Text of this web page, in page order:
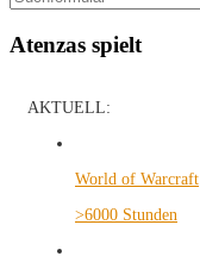
Atenzas spielt
AKTUELL:
World of Warcraft
>6000 Stunden